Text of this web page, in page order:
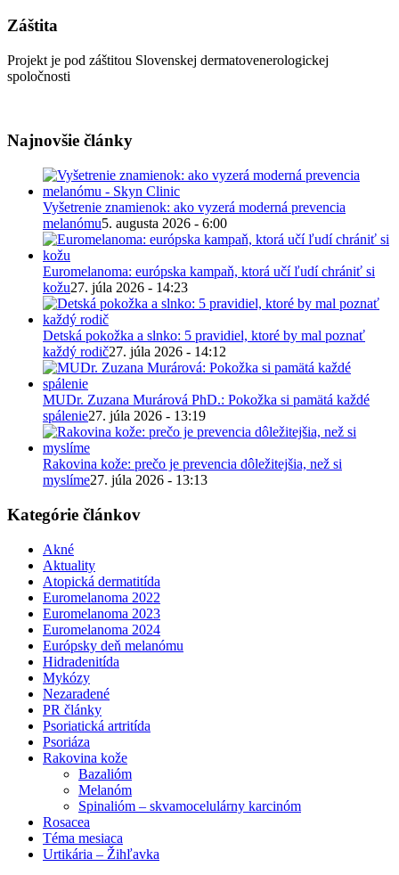
Záštita
Projekt je pod záštitou Slovenskej dermatovenerologickej
spoločnosti
Najnovšie články
Vyšetrenie znamienok: ako vyzerá moderná prevencia
melanómu5. augusta 2026 - 6:00
Euromelanoma: európska kampaň, ktorá učí ľudí chrániť si
kožu27. júla 2026 - 14:23
Detská pokožka a slnko: 5 pravidiel, ktoré by mal poznať
každý rodič27. júla 2026 - 14:12
MUDr. Zuzana Murárová PhD.: Pokožka si pamätá každé
spálenie27. júla 2026 - 13:19
Rakovina kože: prečo je prevencia dôležitejšia, než si
myslíme27. júla 2026 - 13:13
Kategórie článkov
Akné
Aktuality
Atopická dermatitída
Euromelanoma 2022
Euromelanoma 2023
Euromelanoma 2024
Európsky deň melanómu
Hidradenitída
Mykózy
Nezaradené
PR články
Psoriatická artritída
Psoriáza
Rakovina kože
Bazalióm
Melanóm
Spinalióm – skvamocelulárny karcinóm
Rosacea
Téma mesiaca
Urtikária – Žihľavka